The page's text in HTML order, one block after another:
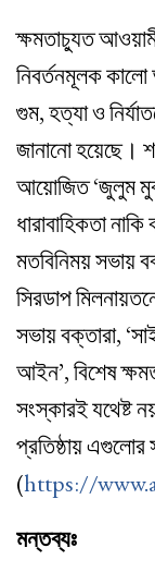
ক্ষমতাচ্যুত
নিবর্তনমূলক
গুম, হত্যা ও
জানানো হয়েছে।
আয়োজিত ‘জুলুম
ধারাবাহিকতা
মতবিনিময় সভায়
সিরডাপ
সভায় বক্তারা,
আইন’, বিশেষ
সংস্কারই যথেষ্ট
প্রতিষ্ঠায় এগুলোর
(https://
মন্তব্যঃ